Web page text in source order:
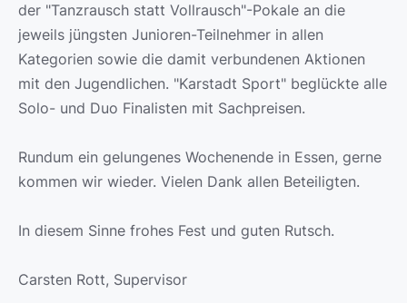
der "Tanzrausch statt Vollrausch"-Pokale an die
jeweils jüngsten Junioren-Teilnehmer in allen
Kategorien sowie die damit verbundenen Aktionen
mit den Jugendlichen. "Karstadt Sport" beglückte alle
Solo- und Duo Finalisten mit Sachpreisen.
Rundum ein gelungenes Wochenende in Essen, gerne
kommen wir wieder. Vielen Dank allen Beteiligten.
In diesem Sinne frohes Fest und guten Rutsch.
Carsten Rott, Supervisor